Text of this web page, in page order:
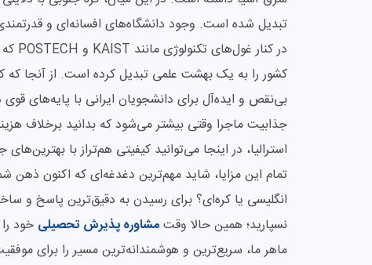
کشور را به یک بهشت علمی تبدیل کرده است. از آنجا که
بی‌نقص و ایده‌آل برای دانشجویان ایرانی با پایه‌های
جذابیت ماجرا وقتی بیشتر می‌شود که بدانید برخلاف
استرالیا، در اینجا می‌توانید کیفیتی هم‌تراز با
تمام این مزایا، شاید مهم‌ترین دغدغه‌ای که اکنون ذهن
انگلیسی یا کره‌ای؟ برای رسیدن به دقیق‌ترین پاسخ و
نسپارید؛ همین حالا وقتمشاوره پذیرش تحصیلی خود
ماهر ما، سریع‌ترین و هوشمندانه‌ترین مسیر را برای